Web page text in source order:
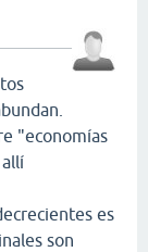
"economías
es
son